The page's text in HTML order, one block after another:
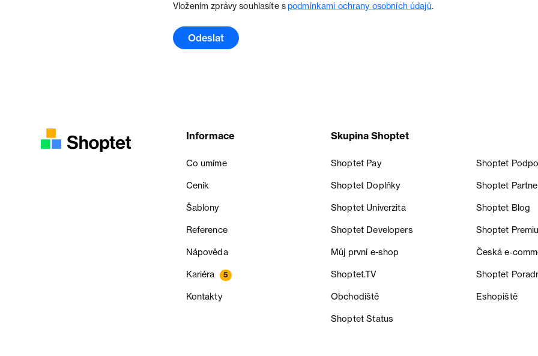
Vložením zprávy souhlasíte spodmínkami ochrany osobních údajů.
Odeslat
Informace
Co umíme
Ceník
Šablony
Reference
Nápověda
Kariéra 5
Kontakty
Skupina Shoptet
Shoptet Pay Shoptet
Shoptet Doplňky Shoptet
Shoptet Univerzita Shoptet Blog
Shoptet Developers Shoptet
Můj první e-shop Česká
Shoptet.TV Shoptet
Obchodiště Eshopiště
Shoptet Status